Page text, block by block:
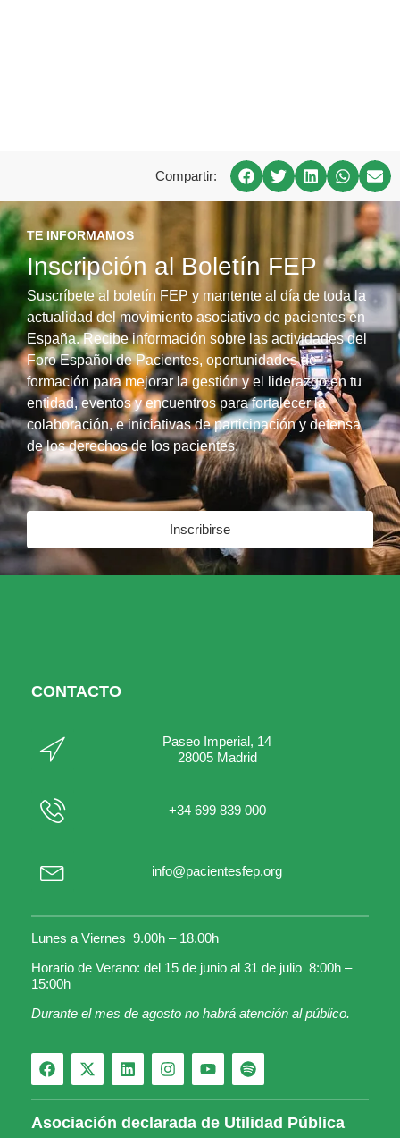
Compartir:
TE INFORMAMOS
Inscripción al Boletín FEP
Suscríbete al boletín FEP y mantente al día de toda la
actualidad del movimiento asociativo de pacientes en
España. Recibe información sobre las actividades del
Foro Español de Pacientes, oportunidades de
formación para mejorar la gestión y el liderazgo en tu
entidad, eventos y encuentros para fortalecer la
colaboración, e iniciativas de participación y defensa
de los derechos de los pacientes.
Inscribirse
CONTACTO
Paseo Imperial, 14
28005 Madrid
+34 699 839 000
info@pacientesfep.org
Lunes a Viernes 9.00h – 18.00h
Horario de Verano: del 15 de junio al 31 de julio 8:00h –
15:00h
Durante el mes de agosto no habrá atención al público.
Asociación declarada de Utilidad Pública